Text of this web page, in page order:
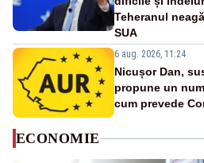
Teheranul
SUA
6 aug. 2026, 11:24
Nicușor Dan,
propune un
cum prevede
ECONOMIE